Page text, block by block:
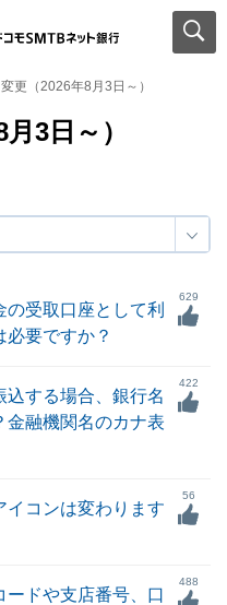
更（2026年8月3日～）
3日～）
の受取口座として利
必要ですか？
629
込する場合、銀行名
金融機関名のカナ表
422
イコンは変わります
56
ードや支店番号、口
488